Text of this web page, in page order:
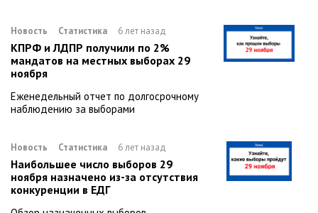
Новость Статистика 6 лет назад
КПРФ и ЛДПР получили по 2%
мандатов на местных выборах 29
ноября
Еженедельный отчет по долгосрочному
наблюдению за выборами
Новость Статистика 6 лет назад
Наибольшее число выборов 29
ноября назначено из-за отсутствия
конкуренции в ЕДГ